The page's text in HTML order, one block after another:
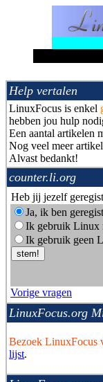
Help vertalen
LinuxFocus is enkel
hebben jou hulp
Een aantal artikelen
Nog veel meer
Alvast bedankt!
counter.li.org
Heb jij jezelf
Ja, ik ben
Ik gebruik Linux
Ik gebruik geen
Vorige vragen
LinuxFocus.org
Bezoek LinuxFocus
lijst.